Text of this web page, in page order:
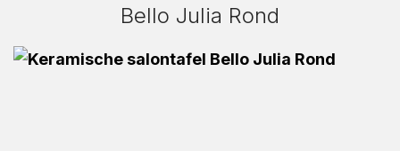
Bello Julia Rond